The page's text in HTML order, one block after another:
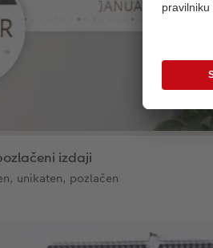
izdaji
unikaten, pozlačen